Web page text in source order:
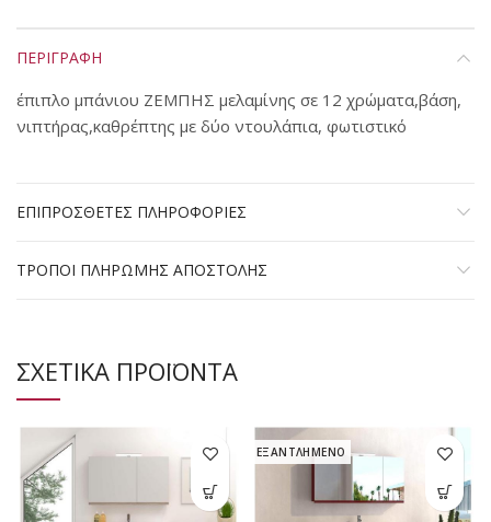
ΠΕΡΙΓΡΑΦΗ
έπιπλο μπάνιου ΖΕΜΠΗΣ μελαμίνης σε 12 χρώματα,βάση,
νιπτήρας,καθρέπτης με δύο ντουλάπια, φωτιστικό
ΕΠΙΠΡΟΣΘΕΤΕΣ ΠΛΗΡΟΦΟΡΙΕΣ
ΤΡΟΠΟΙ ΠΛΗΡΩΜΗΣ ΑΠΟΣΤΟΛΗΣ
ΣΧΕΤΙΚΑ ΠΡΟΪΟΝΤΑ
ΕΞΑΝΤΛΗΜΕΝΟ